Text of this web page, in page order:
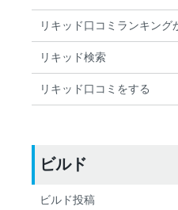
リキッド口コミランキング
リキッド検索
リキッド口コミをする
ビルド
ビルド投稿